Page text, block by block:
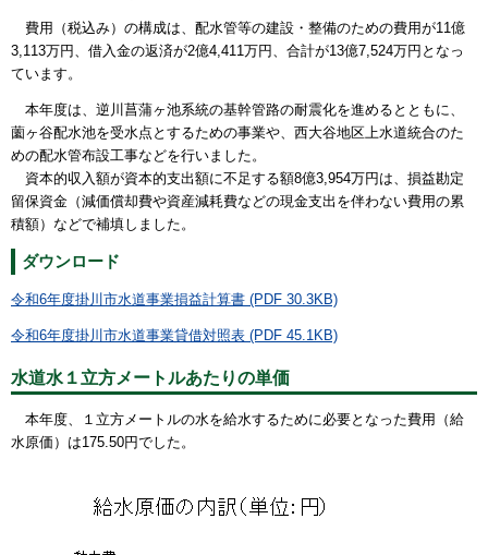
費用（税込み）の構成は、配水管等の建設・整備のための費用が11億
3,113万円、借入金の返済が2億4,411万円、合計が13億7,524万円となっ
ています。
本年度は、逆川菖蒲ヶ池系統の基幹管路の耐震化を進めるとともに、
薗ヶ谷配水池を受水点とするための事業や、西大谷地区上水道統合のた
めの配水管布設工事などを行いました。
資本的収入額が資本的支出額に不足する額8億3,954万円は、損益勘定
留保資金（減価償却費や資産減耗費などの現金支出を伴わない費用の累
積額）などで補填しました。
ダウンロード
令和6年度掛川市水道事業損益計算書 (PDF 30.3KB)
令和6年度掛川市水道事業貸借対照表 (PDF 45.1KB)
水道水１立方メートルあたりの単価
本年度、１立方メートルの水を給水するために必要となった費用（給
水原価）は175.50円でした。